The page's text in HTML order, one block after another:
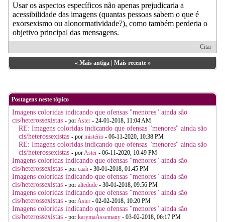
Usar os aspectos específicos não apenas prejudicaria a
acessibilidade das imagens (quantas pessoas sabem o que é
exorsexismo ou alonormatividade?), como também perderia o
objetivo principal das mensagens.
Citar
« Mais antiga| Mais recente»
Postagens neste tópico
Imagens coloridas indicando que ofensas "menores" ainda são
cis/heterossexistas - porAster - 24-01-2018, 11:04 AM
RE: Imagens coloridas indicando que ofensas "menores" ainda são
cis/heterossexistas - por mistério - 06-11-2020, 10:38 PM
RE: Imagens coloridas indicando que ofensas "menores" ainda são
cis/heterossexistas - porAster - 06-11-2020, 10:49 PM
Imagens coloridas indicando que ofensas "menores" ainda são
cis/heterossexistas - por caah - 30-01-2018, 01:45 PM
Imagens coloridas indicando que ofensas "menores" ainda são
cis/heterossexistas - por altedude - 30-01-2018, 09:56 PM
Imagens coloridas indicando que ofensas "menores" ainda são
cis/heterossexistas - porAster - 02-02-2018, 10:20 PM
Imagens coloridas indicando que ofensas "menores" ainda são
cis/heterossexistas - por karymaAssemany - 03-02-2018, 06:17 PM